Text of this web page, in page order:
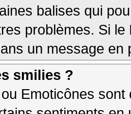
balises qui
problèmes. Si
un message
smilies ?
Emoticônes